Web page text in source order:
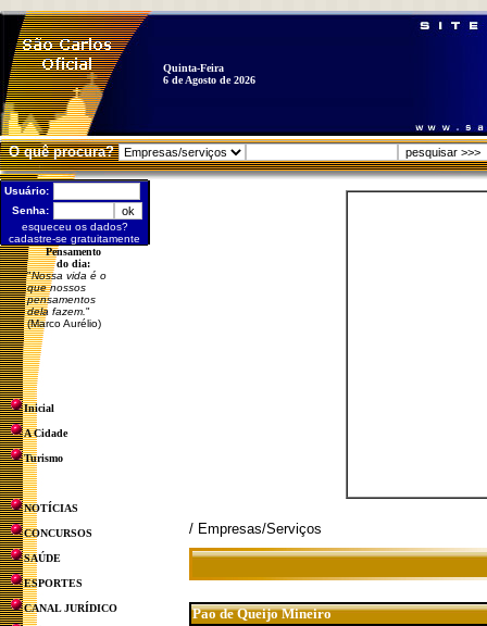
Quinta-Feira
6 de Agosto de 2026
O quê procura?
Usuário:
Senha:
esqueceu os dados?
cadastre-se gratuitamente
Pensamento
do dia:
"Nossa vida é o
que nossos
pensamentos
dela fazem. "
(Marco Aurélio)
Inicial
A Cidade
Turismo
NOTÍCIAS
CONCURSOS
SAÚDE
ESPORTES
CANAL JURÍDICO
/ Empresas/Serviços
Pao de Queijo Mineiro